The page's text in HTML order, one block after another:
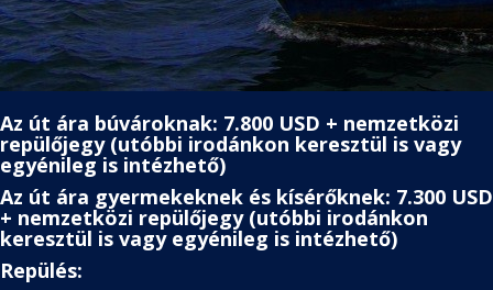
Az út ára búvároknak: 7.800 USD + nemzetközi
repülőjegy (utóbbi irodánkon keresztül is vagy
egyénileg is intézhető)
Az út ára gyermekeknek és kísérőknek: 7.300 USD
+ nemzetközi repülőjegy (utóbbi irodánkon
keresztül is vagy egyénileg is intézhető)
Repülés: